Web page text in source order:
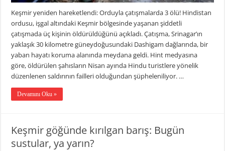
Keşmir yeniden hareketlendi: Orduyla çatışmalarda 3 ölü! Hindistan
ordusu, işgal altındaki Keşmir bölgesinde yaşanan şiddetli
çatışmada üç kişinin öldürüldüğünü açıkladı. Çatışma, Srinagar’ın
yaklaşık 30 kilometre güneydoğusundaki Dashigam dağlarında, bir
yaban hayatı koruma alanında meydana geldi. Hint medyasına
göre, öldürülen şahısların Nisan ayında Hindu turistlere yönelik
düzenlenen saldırının failleri olduğundan şüpheleniliyor. …
Devamını Oku »
Keşmir göğünde kırılgan barış: Bugün
sustular, ya yarın?